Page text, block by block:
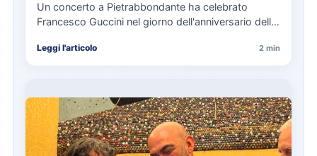
Un concerto a Pietrabbondante ha celebrato
Francesco Guccini nel giorno dell'anniversario della
Leggi l'articolo 2 min